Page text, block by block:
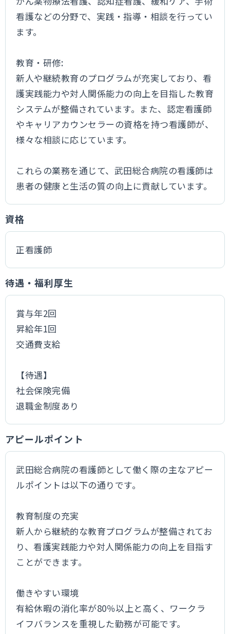
看護などの分野で、実践・指導・相談を行ってい
ます。
教育・研修:
新人や継続教育のプログラムが充実しており、看
護実践能力や対人関係能力の向上を目指した教育
システムが整備されています。また、認定看護師
やキャリアカウンセラーの資格を持つ看護師が、
様々な相談に応じています。
これらの業務を通じて、武田総合病院の看護師は
患者の健康と生活の質の向上に貢献しています。
資格
正看護師
待遇・福利厚生
賞与年2回
昇給年1回
交通費支給
【待遇】
社会保険完備
退職金制度あり
アピールポイント
武田総合病院の看護師として働く際の主なアピー
ルポイントは以下の通りです。
教育制度の充実
新人から継続的な教育プログラムが整備されてお
り、看護実践能力や対人関係能力の向上を目指す
ことができます。
働きやすい環境
有給休暇の消化率が80％以上と高く、ワークラ
イフバランスを重視した勤務が可能です。